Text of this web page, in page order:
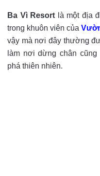
Ba Vì Resort là một địa
trong khuôn viên của
vậy mà nơi đây thường
làm nơi dừng chân
phá thiên nhiên.